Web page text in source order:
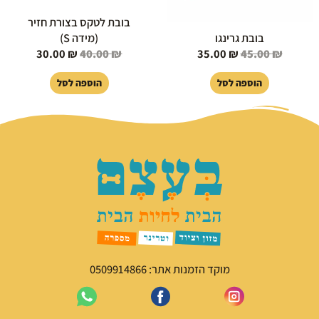
בובת גרינגו
45.00₪
35.00 ₪
הוספה לסל
בובת לטקס בצורת חזיר
(מידה S)
40.00₪
30.00 ₪
הוספה לסל
מוקד הזמנות אתר: 0509914866